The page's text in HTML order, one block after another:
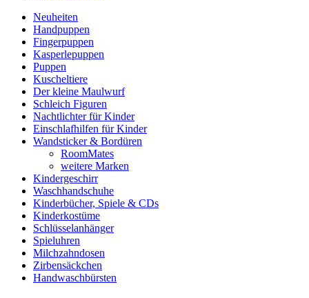
Neuheiten
Handpuppen
Fingerpuppen
Kasperlepuppen
Puppen
Kuscheltiere
Der kleine Maulwurf
Schleich Figuren
Nachtlichter für Kinder
Einschlafhilfen für Kinder
Wandsticker & Bordüren
RoomMates
weitere Marken
Kindergeschirr
Waschhandschuhe
Kinderbücher, Spiele & CDs
Kinderkostüme
Schlüsselanhänger
Spieluhren
Milchzahndosen
Zirbensäckchen
Handwaschbürsten